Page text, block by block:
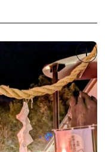
（日光市観光協会本部・
アもぜひお立ち寄りくだ
が無料利用できます。
いただけますので、こ